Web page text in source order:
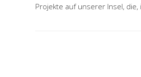
Projekte auf unserer Insel,